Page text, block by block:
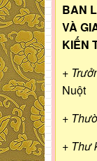
BAN
VÀ
KIẾN
+
Nuột
+
+ Thư